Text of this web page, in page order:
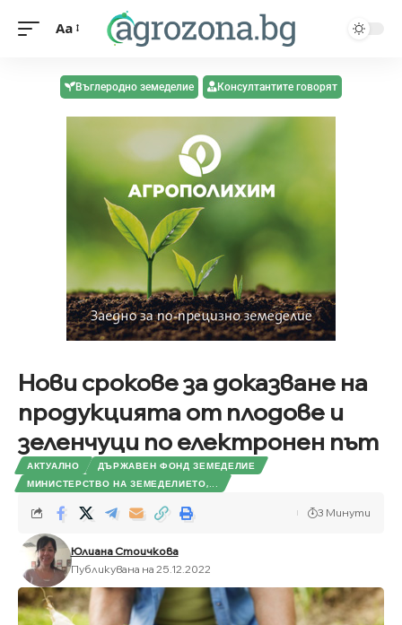
Aa
Въглеродно земеделие Консултантите говорят
Нови срокове за доказване на
продукцията от плодове и
зеленчуци по електронен път
АКТУАЛНО
ДЪРЖАВЕН ФОНД ЗЕМЕДЕЛИЕ
МИНИСТЕРСТВО НА ЗЕМЕДЕЛИЕТО,...
Юлиана Стоичкова
Публикувана на 25.12.2022
3 Минути